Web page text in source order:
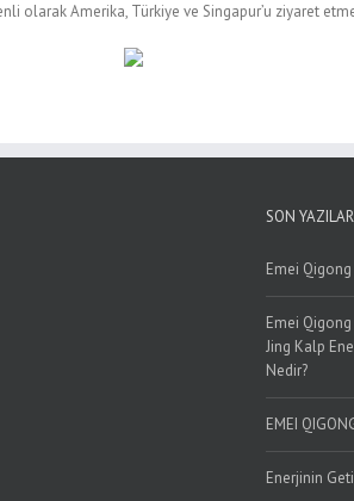
olarak Amerika, Türkiye ve Singapur’u ziyaret
SON YAZILAR
Emei Qigong
Emei
Jing Kalp
Nedir?
EMEI
Enerjinin